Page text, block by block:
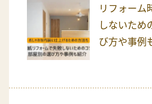
リフォーム
しないため
び方や事例